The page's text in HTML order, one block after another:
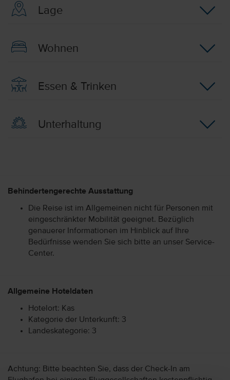
Lage
Wohnen
Essen & Trinken
Unterhaltung
Behindertengerechte Ausstattung
Die Reise ist im Allgemeinen nicht für Personen mit
eingeschränkter Mobilität geeignet. Bezüglich
genauerer Informationen im Hinblick auf Ihre
Bedürfnisse wenden Sie sich bitte an unser Service-
Center.
Allgemeine Hoteldaten
Hotelort: Kas
Kategorie der Unterkunft: 3
Landeskategorie: 3
Achtung: Bitte beachten Sie, dass der Check-In am